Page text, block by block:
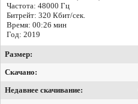
Частота: 48000 Гц
Битрейт: 320 Кбит/сек.
Время: 00:26 мин
Год: 2019
Размер:
Скачано:
Недавнее скачивание: